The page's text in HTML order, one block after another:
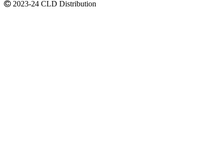
2023-24 CLD Distribution